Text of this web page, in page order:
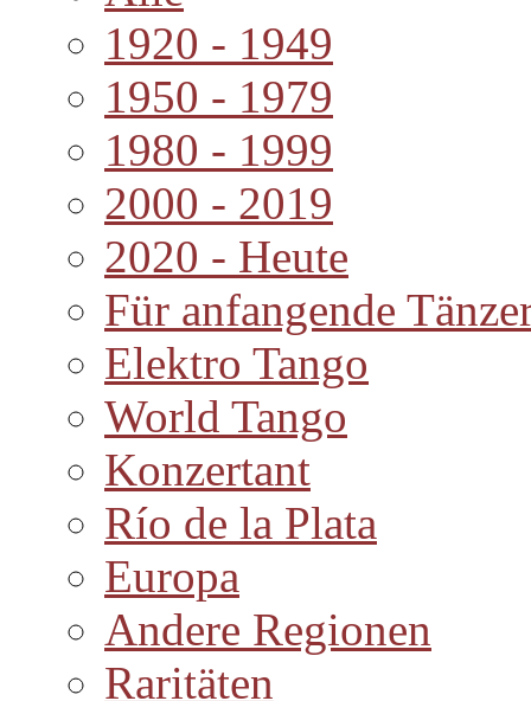
1920 - 1949
1950 - 1979
1980 - 1999
2000 - 2019
2020 - Heute
Für anfangende
Elektro Tango
World Tango
Konzertant
Río de la Plata
Europa
Andere Regionen
Raritäten